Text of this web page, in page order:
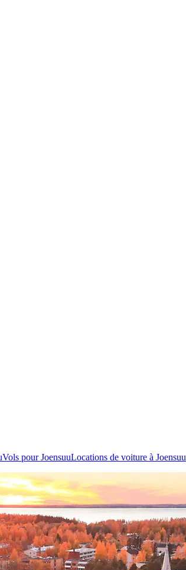
Vols pour JoensuuLocations de voiture à Joensuu